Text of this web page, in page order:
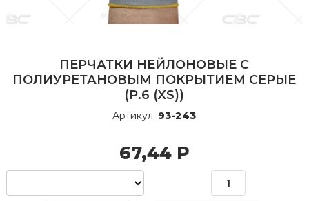
ПЕРЧАТКИ НЕЙЛОНОВЫЕ С
ПОЛИУРЕТАНОВЫМ ПОКРЫТИЕМ СЕРЫЕ
(Р.6 (XS))
Артикул: 93-243
67,44 Р